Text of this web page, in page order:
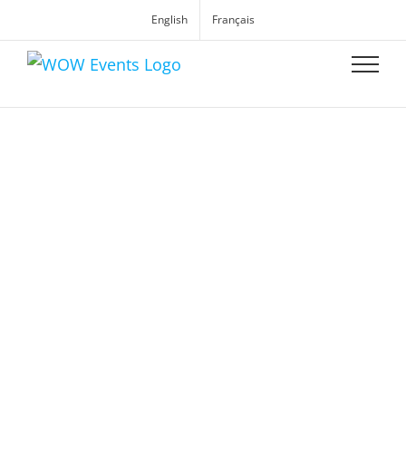
English Français